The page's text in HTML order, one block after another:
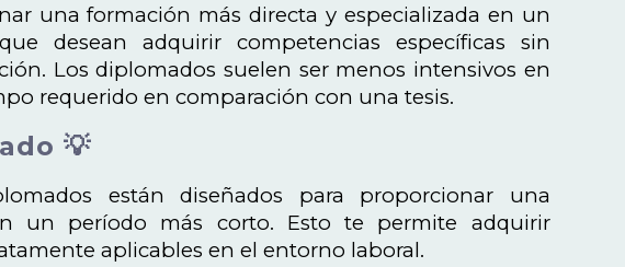
una formación más directa y especializada en un
desean adquirir competencias específicas sin
Los diplomados suelen ser menos intensivos en
requerido en comparación con una tesis.
💡
están diseñados para proporcionar una
un período más corto. Esto te permite adquirir
aplicables en el entorno laboral.